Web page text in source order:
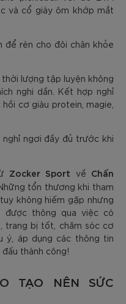
và cổ giày ôm khớp mắt
rèn cho đôi chân khỏe
lượng tập luyện không
nghi dần. Kết hợp nghỉ
cơ giàu protein, magie,
ngơi đầy đủ trước khi
Zocker Sport về Chấn
Những tổn thương khi tham
không hiếm gặp nhưng
được thông qua việc có
trang bị tốt, chăm sóc cơ
ý, áp dụng các thông tin
thành công!
TẠO NÊN SỨC